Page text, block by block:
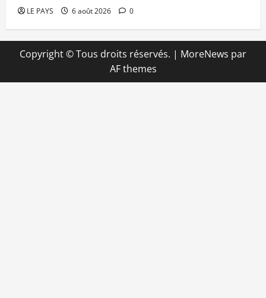
LE PAYS 6 août 2026 0
Copyright © Tous droits réservés. | MoreNews par
AF themes